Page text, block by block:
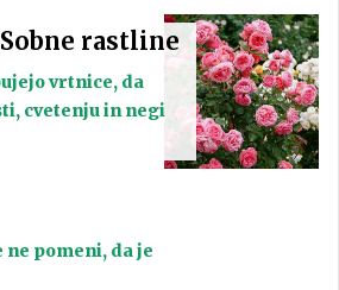
Sobne rastline
vrtnice, da
cvetenju in negi
ne pomeni, da je